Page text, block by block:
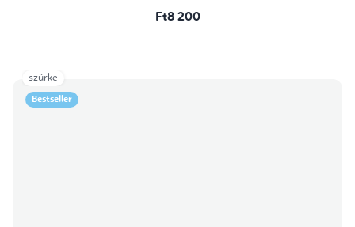
Ft8 200
Bestseller
szürke